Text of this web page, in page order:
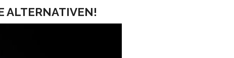
ALTERNATIVEN!